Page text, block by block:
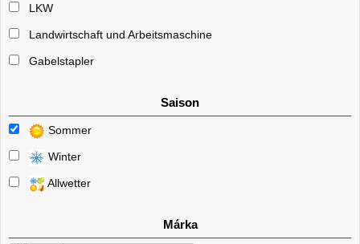
LKW
Landwirtschaft und Arbeitsmaschine
Gabelstapler
Saison
Sommer
Winter
Allwetter
Márka